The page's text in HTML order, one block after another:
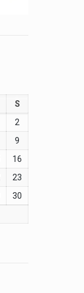
S
2
9
16
23
30